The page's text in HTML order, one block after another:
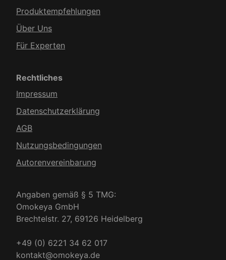
Produkt­empfehlungen
Über Uns
Für Experten
Rechtliches
Impressum
Datenschutzerklärung
AGB
Nutzungsbedingungen
Autorenvereinbarung
Angaben gemäß § 5 TMG:
Omokeya GmbH
Brechtelstr. 27, 69126 Heidelberg
+49 (0) 6221 34 62 017
kontakt@omokeya.de